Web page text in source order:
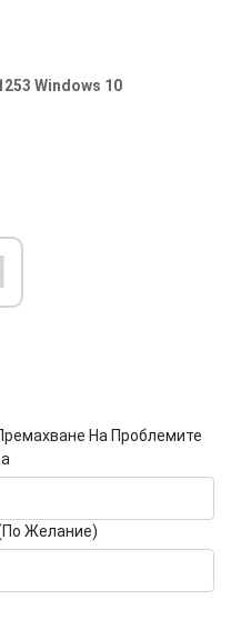
Windows 10
На Проблемите
Желание)